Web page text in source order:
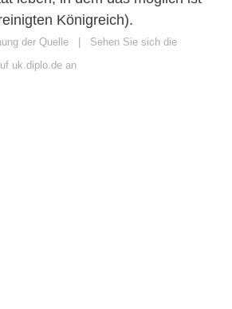
Königreich).
der Quelle | Sehen Sie sich die
uk.diplo.de an